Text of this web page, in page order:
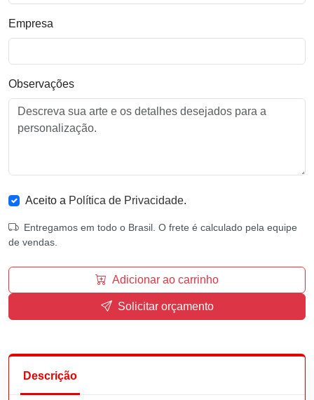
Empresa
Observações
Aceito a Política de Privacidade.
Entregamos em todo o Brasil. O frete é calculado pela equipe
de vendas.
Adicionar ao carrinho
Solicitar orçamento
Descrição